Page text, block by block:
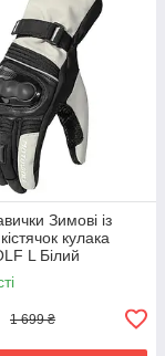
Зимові із
кулака
L Білий
1 699 ₴